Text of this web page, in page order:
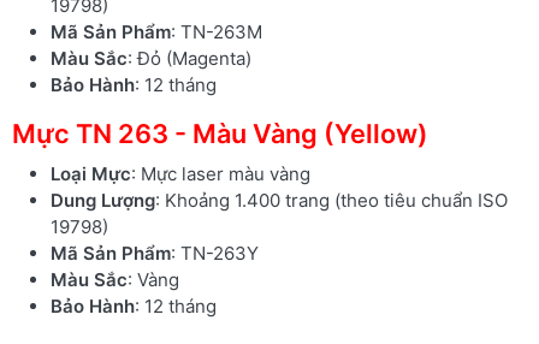
19798)
Mã Sản Phẩm: TN-263M
Màu Sắc: Đỏ (Magenta)
Bảo Hành: 12 tháng
Mực TN 263 - Màu Vàng (Yellow)
Loại Mực: Mực laser màu vàng
Dung Lượng: Khoảng 1.400 trang (theo tiêu chuẩn ISO
19798)
Mã Sản Phẩm: TN-263Y
Màu Sắc: Vàng
Bảo Hành: 12 tháng